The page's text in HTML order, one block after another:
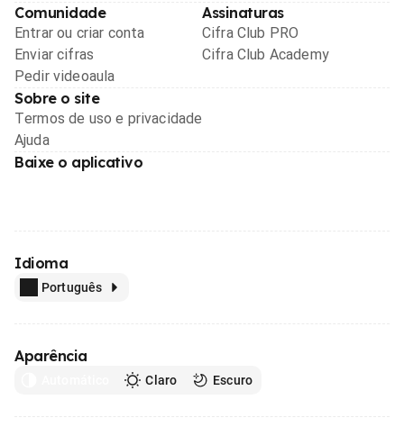
Comunidade
Entrar ou criar conta
Enviar cifras
Pedir videoaula
Assinaturas
Cifra Club PRO
Cifra Club Academy
Sobre o site
Termos de uso e privacidade
Ajuda
Baixe o aplicativo
Idioma
Português
Aparência
Claro Escuro